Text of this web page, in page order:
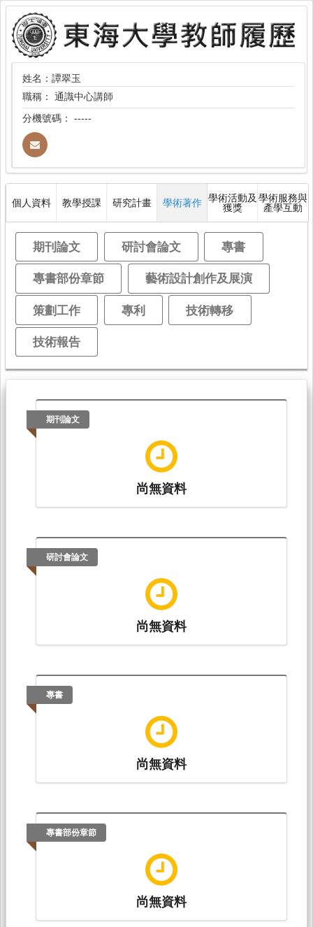
姓名：譚翠玉
職稱： 通識中心講師
分機號碼： -----
個人資料 教學授課 研究計畫 學術著作 學術活動及
獲獎
學術服務與
產學互動
期刊論文 研討會論文 專書
專書部份章節 藝術設計創作及展演
策劃工作 專利 技術轉移
技術報告
期刊論文
尚無資料
研討會論文
尚無資料
專書
尚無資料
專書部份章節
尚無資料